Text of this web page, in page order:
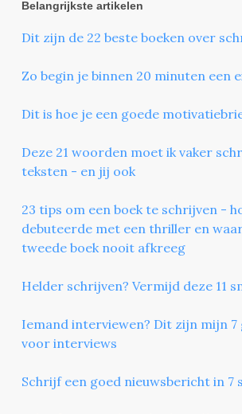
Belangrijkste artikelen
Dit zijn de 22 beste boeken over
Zo begin je binnen 20 minuten een
Dit is hoe je een goede
Deze 21 woorden moet ik vaker
teksten - en jij ook
23 tips om een boek te schrijven -
debuteerde met een thriller en
tweede boek nooit afkreeg
Helder schrijven? Vermijd deze 11
Iemand interviewen? Dit zijn mijn 7
voor interviews
Schrijf een goed nieuwsbericht in 7